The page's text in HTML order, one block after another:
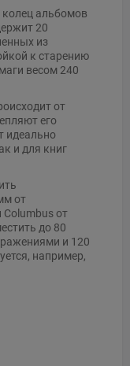
колец альбомов
20
из
к старению
весом 240
от
его
идеально
и для книг
от
от
до 80
и 120
например,